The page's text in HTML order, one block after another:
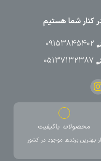
۰۹۱۵۳۸۴۵۴۰۲
۰۵۱۳۷۱۳۲۳۸۷
محصولات باکیفیت
از بهترین برندها موجود در کشور